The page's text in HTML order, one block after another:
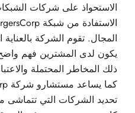
الاستحواذ على شركات
المجال. تقوم الشركة
يكون لدى المشترين فهم
ذلك المخاطر المحتملة
تحديد الشركات التي تتماشى